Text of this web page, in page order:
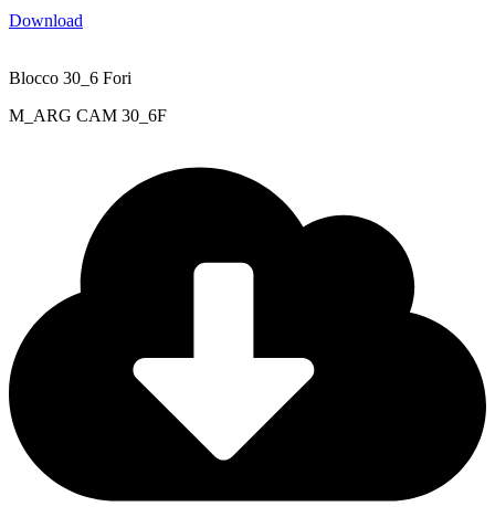
Download
Blocco 30_6 Fori
M_ARG CAM 30_6F